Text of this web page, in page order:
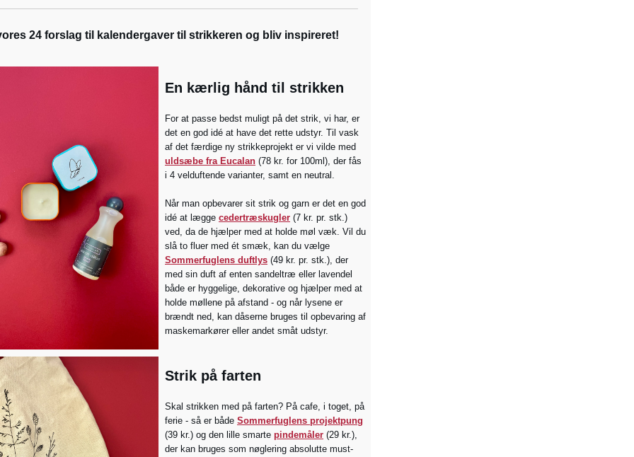
24 forslag til kalendergaver til strikkeren og bliv inspireret!
En kærlig hånd til strikken
For at passe bedst muligt på det strik, vi har, er
det en god idé at have det rette udstyr. Til vask
af det færdige ny strikkeprojekt er vi vilde med
uldsæbe fra Eucalan (78 kr. for 100ml), der fås
i 4 velduftende varianter, samt en neutral.
Når man opbevarer sit strik og garn er det en god
idé at lægge cedertræskugler (7 kr. pr. stk.)
ved, da de hjælper med at holde møl væk. Vil du
slå to fluer med ét smæk, kan du vælge
Sommerfuglens duftlys (49 kr. pr. stk.), der
med sin duft af enten sandeltræ eller lavendel
både er hyggelige, dekorative og hjælper med at
holde møllene på afstand - og når lysene er
brændt ned, kan dåserne bruges til opbevaring af
maskemarkører eller andet småt udstyr.
Strik på farten
Skal strikken med på farten? På cafe, i toget, på
ferie - så er både Sommerfuglens projektpung
(39 kr.) og den lille smarte pindemåler (29 kr.),
der kan bruges som nøglering absolutte must-